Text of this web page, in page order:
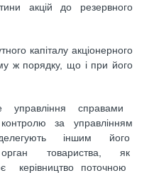
акцій до резервного
капіталу акціонерного
ж порядку, що і при його
управління справами
за управлінням
іншим його
орган товариства, як
керівництво поточною